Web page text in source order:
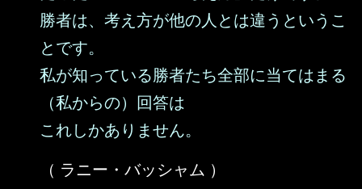
勝者は、考え方が他の人とは違うというこ
とです。
私が知っている勝者たち全部に当てはまる
（私からの）回答は
これしかありません。
（ ラニー・バッシャム ）